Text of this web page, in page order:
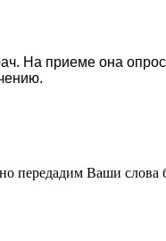
На приеме она
передадим Ваши слова